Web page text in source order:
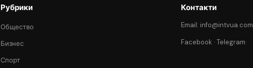
Рубрики
Общество
Бизнес
Спорт
Контакти
Email: info@intvua.com
Facebook ·Telegram